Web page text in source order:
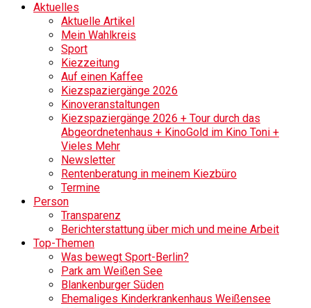
Aktuelles
Aktuelle Artikel
Mein Wahlkreis
Sport
Kiezzeitung
Auf einen Kaffee
Kiezspaziergänge 2026
Kinoveranstaltungen
Kiezspaziergänge 2026 + Tour durch das
Abgeordnetenhaus + KinoGold im Kino Toni +
Vieles Mehr
Newsletter
Rentenberatung in meinem Kiezbüro
Termine
Person
Transparenz
Berichterstattung über mich und meine Arbeit
Top-Themen
Was bewegt Sport-Berlin?
Park am Weißen See
Blankenburger Süden
Ehemaliges Kinderkrankenhaus Weißensee